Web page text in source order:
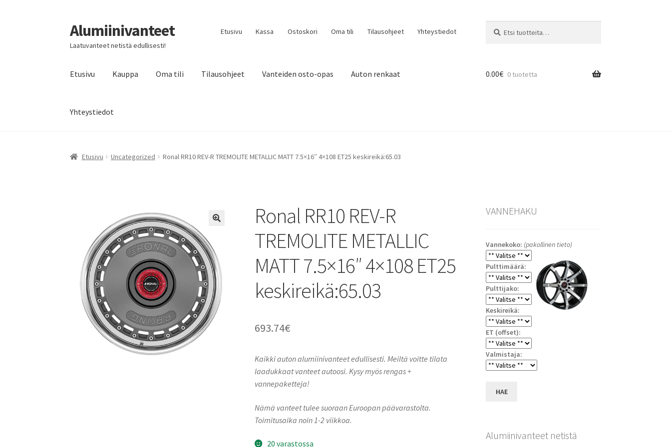
Siirry
navigointiin
Siirry
sisältöön
Alumiinivanteet
Laatuvanteet netistä edullisesti!
Etusivu Kassa Ostoskori Oma tili Tilausohjeet Yhteystiedot
Etusivu Kauppa Oma tili Tilausohjeet Vanteiden osto-opas Auton renkaat
Yhteystiedot
0.00€ 0 tuotetta
Etusivu Uncategorized Ronal RR10 REV-R TREMOLITE METALLIC MATT 7.5×16″ 4×108 ET25 keskireikä:65.03
Ronal RR10 REV-R
TREMOLITE METALLIC
MATT 7.5×16″ 4×108 ET25
keskireikä:65.03
693.74€
Kaikki auton alumiinivanteet edullisesti. Meiltä voitte tilata
laadukkaat vanteet autoosi. Kysy myös rengas +
vannepaketteja!
Nämä vanteet tulee suoraan Euroopan päävarastolta.
Toimitusaika noin 1-2 viikkoa.
20 varastossa
VANNEHAKU
Vannekoko: (pakollinen tieto)
Pulttimäärä:
Pulttijako:
Keskireikä:
ET (offset):
Valmistaja:
HAE
Alumiinivanteet netistä